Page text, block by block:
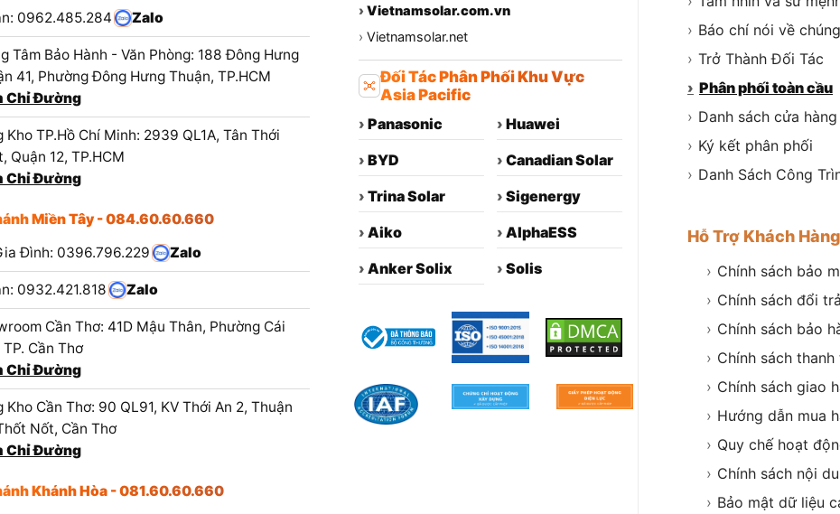
0962.485.284 Zalo
Tâm Bảo Hành - Văn Phòng: 188 Đông Hưng
41, Phường Đông Hưng Thuận, TP.HCM
Chỉ Đường
Kho TP.Hồ Chí Minh: 2939 QL1A, Tân Thới
Quận 12, TP.HCM
Chỉ Đường
Miền Tây - 084.60.60.660
Đình: 0396.796.229
Zalo
0932.421.818 Zalo
Cần Thơ: 41D Mậu Thân, Phường Cái
TP. Cần Thơ
Chỉ Đường
Kho Cần Thơ: 90 QL91, KV Thới An 2, Thuận
Nốt, Cần Thơ
Chỉ Đường
Khánh Hòa - 081.60.60.660
› Vietnamsolar.com.vn
› Vietnamsolar.net
Đối Tác Phân Phối Khu Vực
Asia Pacific
› Panasonic › Huawei
› BYD › Canadian Solar
› Trina Solar › Sigenergy
› Aiko › AlphaESS
› Anker Solix › Solis
› Báo chí nói về
› Trở Thành Đối Tác
› Phân phối toàn cầu
› Danh sách cửa hàng
› Ký kết phân phối
› Danh Sách Công
Hỗ Trợ Khách Hàng
› Chính sách bảo
› Chính sách đổi
› Chính sách bảo
› Chính sách thanh
› Chính sách giao
› Hướng dẫn mua
› Quy chế hoạt
› Chính sách nội
› Bảo mật dữ liệu